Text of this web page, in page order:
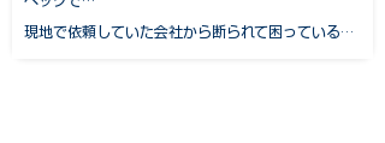
現地で依頼していた会社から断られて困っている…